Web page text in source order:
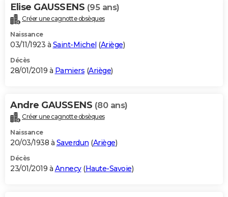
Elise GAUSSENS (95 ans)
Créer une cagnotte obsèques
Naissance
03/11/1923 à Saint-Michel (Ariège)
Décès
28/01/2019 à Pamiers (Ariège)
Andre GAUSSENS (80 ans)
Créer une cagnotte obsèques
Naissance
20/03/1938 à Saverdun (Ariège)
Décès
23/01/2019 à Annecy(Haute-Savoie)